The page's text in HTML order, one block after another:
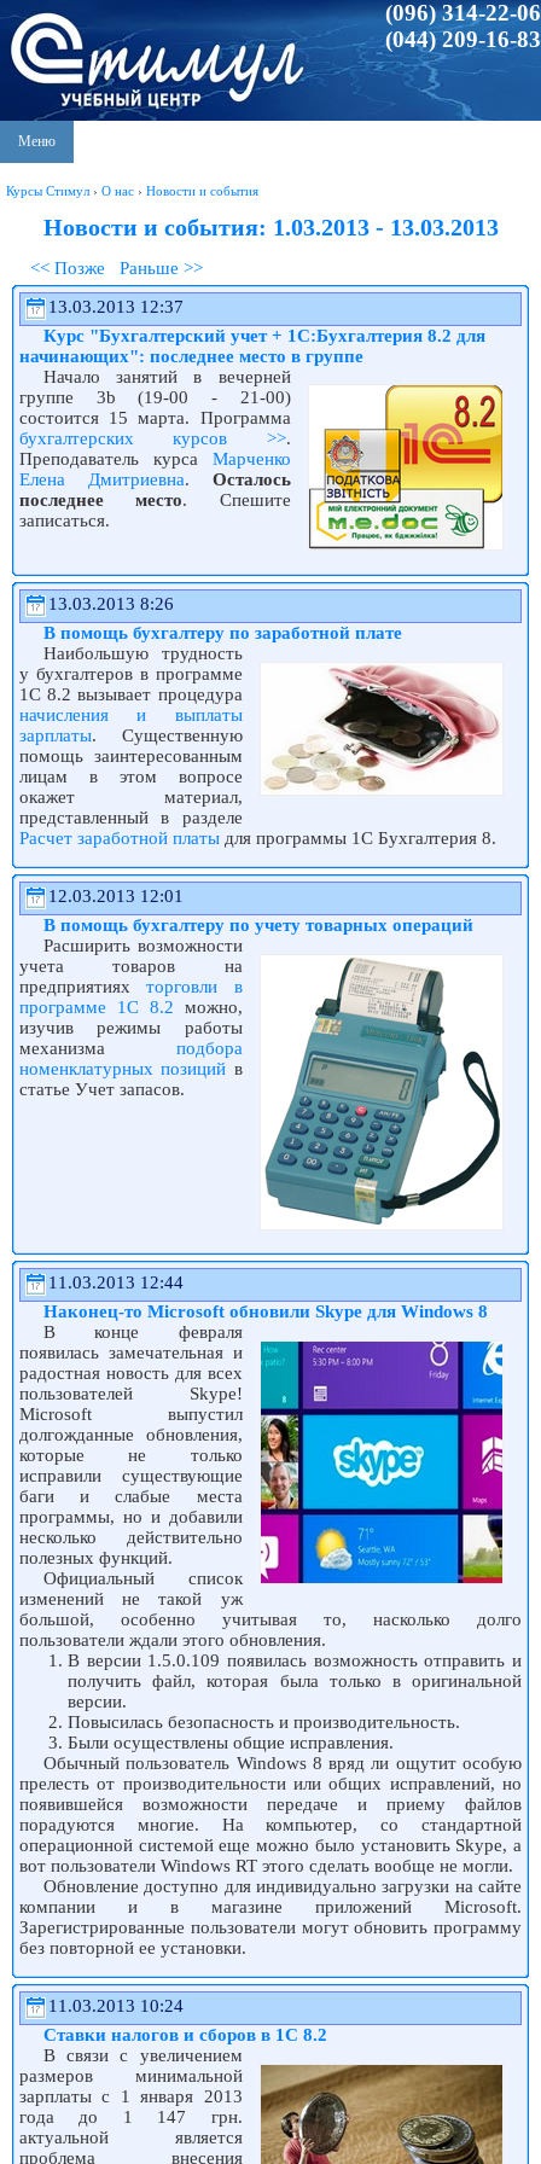
(096) 314-22-06
(044) 209-16-83
Меню
Курсы Стимул › О нас › Новости и события
Новости и события: 1.03.2013 - 13.03.2013
<< Позже Раньше >>
13.03.2013 12:37
Курс "Бухгалтерский учет + 1С:Бухгалтерия 8.2 для
начинающих": последнее место в группе
Начало занятий в вечерней
группе 3b (19-00 - 21-00)
состоится 15 марта. Программа
бухгалтерских курсов >>.
Преподаватель курса Марченко
Елена Дмитриевна. Осталось
последнее место. Спешите
записаться.
13.03.2013 8:26
В помощь бухгалтеру по заработной плате
Наибольшую трудность
у бухгалтеров в программе
1С 8.2 вызывает процедура
начисления и выплаты
зарплаты. Существенную
помощь заинтересованным
лицам в этом вопросе
окажет материал,
представленный в разделе
Расчет заработной платы для программы 1С Бухгалтерия 8.
12.03.2013 12:01
В помощь бухгалтеру по учету товарных операций
Расширить возможности
учета товаров на
предприятияхторговли в
программе 1С 8.2 можно,
изучив режимы работы
механизма подбора
номенклатурных позиций в
статье Учет запасов.
11.03.2013 12:44
Наконец-то Microsoft обновили Skype для Windows 8
В конце февраля
появилась замечательная и
радостная новость для всех
пользователей Skype!
Microsoft выпустил
долгожданные обновления,
которые не только
исправили существующие
баги и слабые места
программы, но и добавили
несколько действительно
полезных функций.
Официальный список
изменений не такой уж
большой, особенно учитывая то, насколько долго
пользователи ждали этого обновления.
В версии 1.5.0.109 появилась возможность отправить и
получить файл, которая была только в оригинальной
версии.
Повысилась безопасность и производительность.
Были осуществлены общие исправления.
Обычный пользователь Windows 8 вряд ли ощутит особую
прелесть от производительности или общих исправлений, но
появившейся возможности передаче и приему файлов
порадуются многие. На компьютер, со стандартной
операционной системой еще можно было установить Skype, а
вот пользователи Windows RT этого сделать вообще не могли.
Обновление доступно для индивидуально загрузки на сайте
компании и в магазине приложений Microsoft.
Зарегистрированные пользователи могут обновить программу
без повторной ее установки.
11.03.2013 10:24
Ставки налогов и сборов в 1С 8.2
В связи с увеличением
размеров минимальной
зарплаты с 1 января 2013
года до 1 147 грн.
актуальной является
проблема внесения